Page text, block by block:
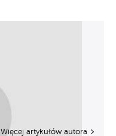
Więcej artykułów autora